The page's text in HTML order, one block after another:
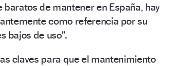
de mantener en España, hay
como referencia por su
bajos de uso”.
claves para que el mantenimiento